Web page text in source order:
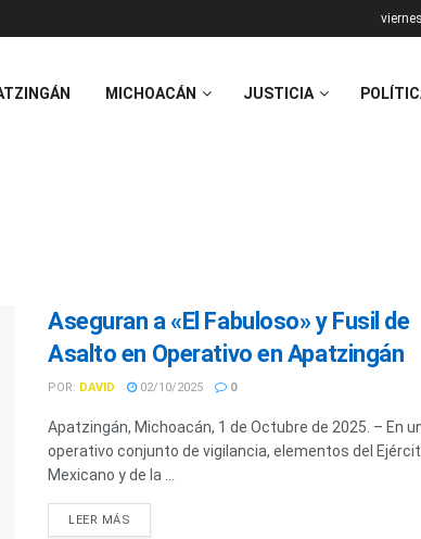
MICHOACÁN JUSTICIA
Aseguran a «El Fabuloso» y Fusil de
Asalto en Operativo en Apatzingán
POR: DAVID 02/10/2025 0
Apatzingán, Michoacán, 1 de Octubre de 2025. – En
operativo conjunto de vigilancia, elementos del
Mexicano y de la ...
LEER MÁS